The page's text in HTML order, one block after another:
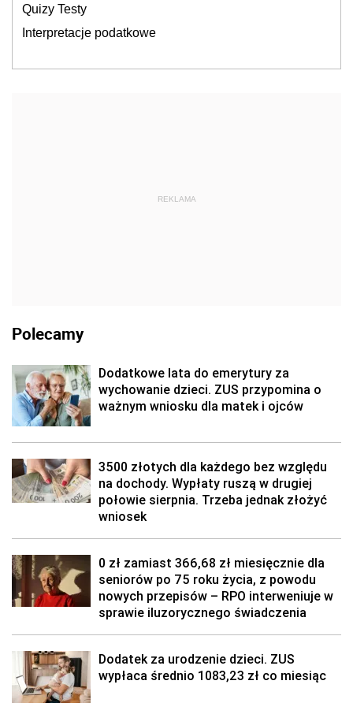
Quizy Testy
Interpretacje podatkowe
REKLAMA
Polecamy
Dodatkowe lata do emerytury za
wychowanie dzieci. ZUS przypomina o
ważnym wniosku dla matek i ojców
3500 złotych dla każdego bez względu
na dochody. Wypłaty ruszą w drugiej
połowie sierpnia. Trzeba jednak złożyć
wniosek
0 zł zamiast 366,68 zł miesięcznie dla
seniorów po 75 roku życia, z powodu
nowych przepisów – RPO interweniuje w
sprawie iluzorycznego świadczenia
Dodatek za urodzenie dzieci. ZUS
wypłaca średnio 1083,23 zł co miesiąc